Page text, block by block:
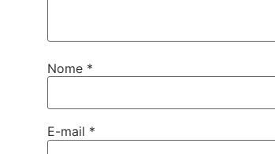
Nome *
E-mail *